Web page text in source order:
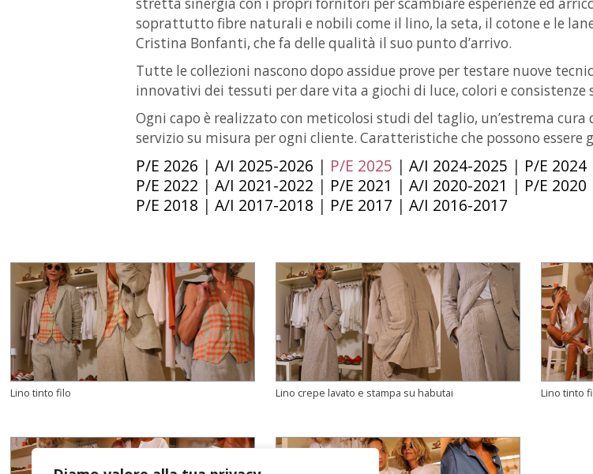
soprattutto fibre naturali e nobili come il lino, la seta, il cotone e le
Cristina Bonfanti, che fa delle qualità il suo punto d’arrivo.
Tutte le collezioni nascono dopo assidue prove per testare nuove
innovativi dei tessuti per dare vita a giochi di luce, colori e consistenze
Ogni capo è realizzato con meticolosi studi del taglio, un’estrema
servizio su misura per ogni cliente. Caratteristiche che possono
P/E 2026 | A/I 2025-2026 | P/E 2025 | A/I 2024-2025 | P/E 2024
P/E 2022 | A/I 2021-2022 | P/E 2021 | A/I 2020-2021 | P/E 2020
P/E 2018 | A/I 2017-2018 | P/E 2017 | A/I 2016-2017
Lino tinto filo Lino crepe lavato e stampa su habutai Lino tinto